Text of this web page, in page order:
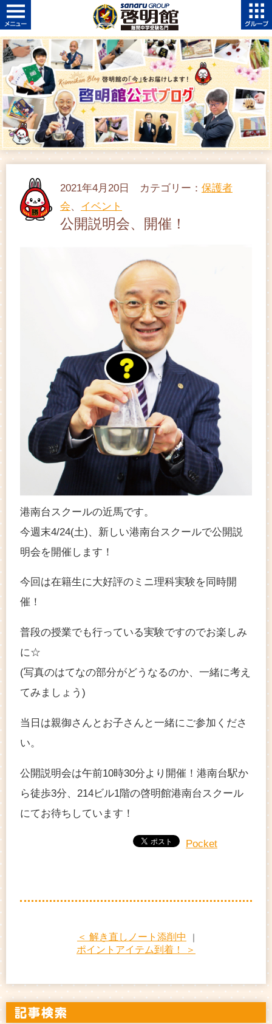
2021年4月20日 カテゴリー： 保護者
会、 イベント
公開説明会、開催！
港南台スクールの近馬です。
今週末4/24(土)、新しい港南台スクールで公開説
明会を開催します！
今回は在籍生に大好評のミニ理科実験を同時開
催！
普段の授業でも行っている実験ですのでお楽しみ
に☆
(写真のはてなの部分がどうなるのか、一緒に考え
てみましょう)
当日は親御さんとお子さんと一緒にご参加くださ
い。
公開説明会は午前10時30分より開催！港南台駅か
ら徒歩3分、214ビル1階の啓明館港南台スクール
にてお待ちしています！
Pocket
＜ 解き直しノート添削中 ｜
ポイントアイテム到着！ ＞